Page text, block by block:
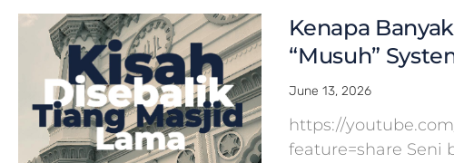
Kenapa
“Musuh”
June 13, 2026
https://
feature=share Seni